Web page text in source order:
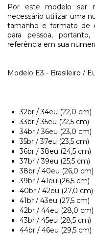
Por este modelo ser
necessário utilizar uma
tamanho e formato de
para pessoa,
referência em sua
Modelo E3 - Brasileiro /
32br / 34eu (22,0 cm)
33br / 35eu (22,5 cm)
34br / 36eu (23,0 cm)
35br / 37eu (23,5 cm)
36br / 38eu (24,5 cm)
37br / 39eu (25,5 cm)
38br / 40eu (26,0 cm)
39br / 41eu (26,5 cm)
40br / 42eu (27,0 cm)
41br / 43eu (27,5 cm)
42br / 44eu (28,0 cm)
43br / 45eu (28,5 cm)
44br / 46eu (29,5 cm)